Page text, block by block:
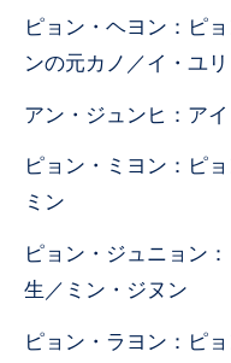
ピョン・ヘヨン：ピ
ンの元カノ／イ・ユリ
アン・ジュンヒ：ア
ピョン・ミヨン：ピ
ミン
ピョン・ジュニョン
生／ミン・ジヌン
ピョン・ラヨン：ピ